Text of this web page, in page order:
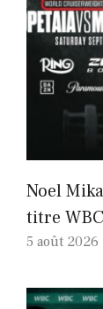
Noel
titre
5 août 2026